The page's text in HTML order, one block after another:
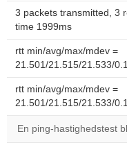
3 packets transmitted, 3
time 1999ms
rtt min/avg/max/mdev =
21.501/21.515/21.533/
rtt min/avg/max/mdev =
21.501/21.515/21.533/
En ping-hastighedstest